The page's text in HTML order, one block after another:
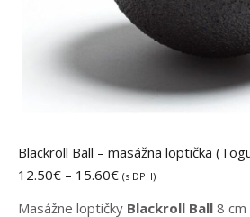
Blackroll Ball – masážna loptička
12.50€ – 15.60€Price
12.50€
(s DPH)
Masážne loptičky Blackroll Ball 8 cm